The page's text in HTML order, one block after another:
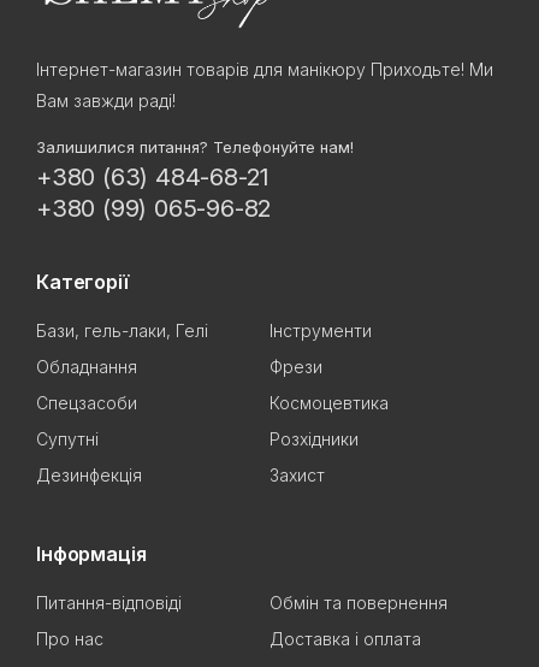
Інтернет-магазин товарів для манікюру Приходьте! Ми
Вам завжди раді!
Залишилися питання? Телефонуйте нам!
+380 (63) 484-68-21
+380 (99) 065-96-82
Категорії
Бази, гель-лаки, Гелі
Інструменти
Обладнання
Фрези
Спецзасоби
Космоцевтика
Супутні
Розхідники
Дезинфекція
Захист
Інформація
Питання-відповіді
Обмін та повернення
Про нас
Доставка і оплата